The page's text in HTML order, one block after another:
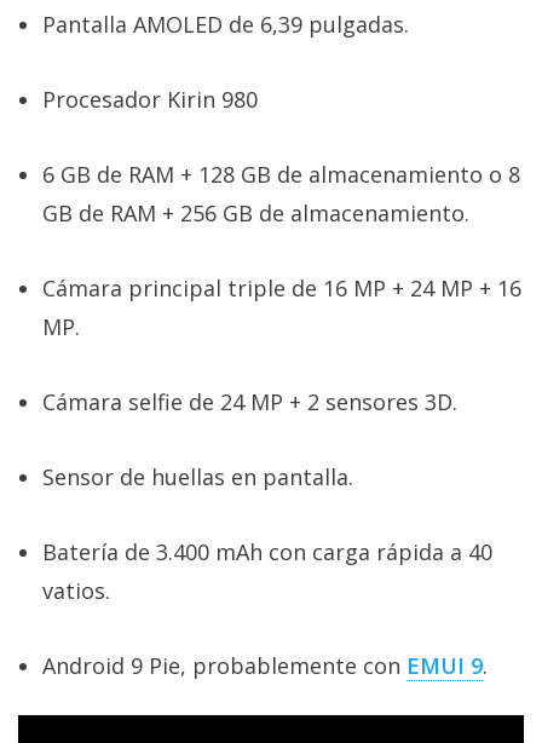
Pantalla AMOLED de 6,39 pulgadas.
Procesador Kirin 980
6 GB de RAM + 128 GB de almacenamiento o 8
GB de RAM + 256 GB de almacenamiento.
Cámara principal triple de 16 MP + 24 MP + 16
MP.
Cámara selfie de 24 MP + 2 sensores 3D.
Sensor de huellas en pantalla.
Batería de 3.400 mAh con carga rápida a 40
vatios.
Android 9 Pie, probablemente con EMUI 9.